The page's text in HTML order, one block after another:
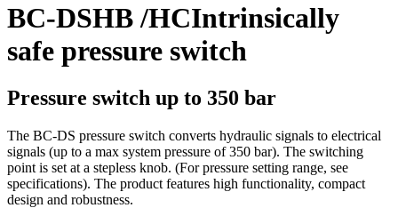
BC-DSHB /HCIntrinsically
safe pressure switch
Pressure switch up to 350 bar
The BC-DS pressure switch converts hydraulic signals to electrical
signals (up to a max system pressure of 350 bar). The switching
point is set at a stepless knob. (For pressure setting range, see
specifications). The product features high functionality, compact
design and robustness.